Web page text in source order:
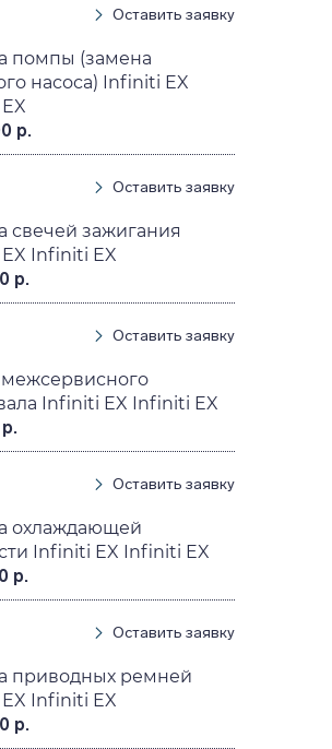
Оставить заявку
помпы (замена
насоса) Infiniti EX
р.
Оставить заявку
свечей зажигания
Infiniti EX
р.
Оставить заявку
Infiniti EX Infiniti EX
Оставить заявку
охлаждающей
Infiniti EX Infiniti EX
р.
Оставить заявку
приводных ремней
Infiniti EX
р.